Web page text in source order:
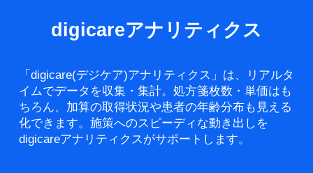
digicareアナリティクス
「digicare(デジケア)アナリティクス」は、リアルタ
イムでデータを収集・集計。処方箋枚数・単価はも
ちろん、加算の取得状況や患者の年齢分布も見える
化できます。施策へのスピーディな動き出しを
digicareアナリティクスがサポートします。